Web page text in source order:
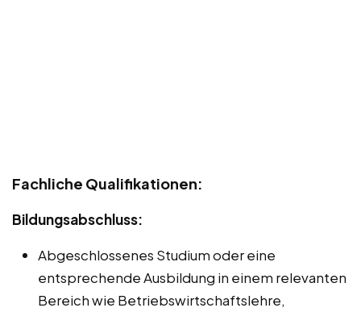
Fachliche Qualifikationen:
Bildungsabschluss:
Abgeschlossenes Studium oder eine
entsprechende Ausbildung in einem relevanten
Bereich wie Betriebswirtschaftslehre,